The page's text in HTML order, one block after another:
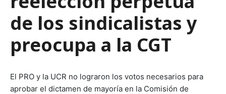
de los sindicalistas y
preocupa a la CGT
El PRO y la UCR no lograron los votos necesarios para
aprobar el dictamen de mayoría en la Comisión de